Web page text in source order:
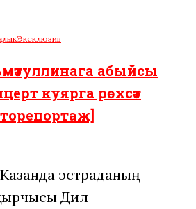
Эксклюзив
абыйсы
куярга рөхсәт
Казанда эстраданың
Дилә